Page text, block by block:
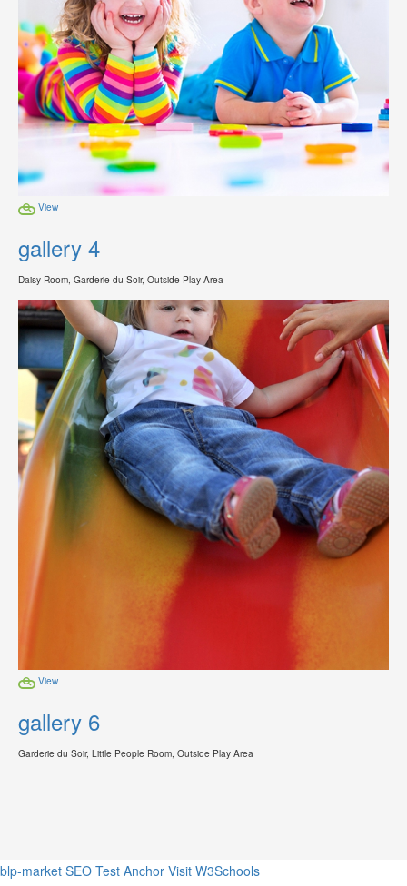
View
gallery 4
Daisy Room, Garderie du Soir, Outside Play Area
View
gallery 6
Garderie du Soir, Little People Room, Outside Play Area
blp-market SEO Test Anchor Visit W3Schools